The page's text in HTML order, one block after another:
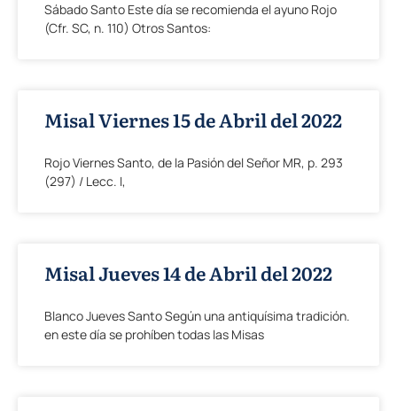
Sábado Santo Este día se recomienda el ayuno Rojo
(Cfr. SC, n. 110) Otros Santos:
Misal Viernes 15 de Abril del 2022
Rojo Viernes Santo, de la Pasión del Señor MR, p. 293
(297) / Lecc. I,
Misal Jueves 14 de Abril del 2022
Blanco Jueves Santo Según una antiquísima tradición.
en este día se prohíben todas las Misas